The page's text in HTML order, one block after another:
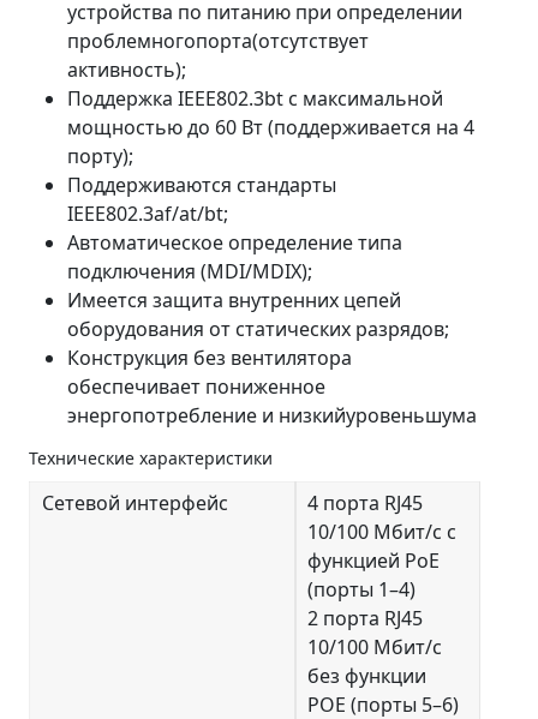
устройства по питанию при определении
проблемногопорта(отсутствует
активность);
Поддержка IEEE802.3bt с максимальной
мощностью до 60 Вт (поддерживается на 4
порту);
Поддерживаются стандарты
IEEE802.3af/at/bt;
Автоматическое определение типа
подключения (MDI/MDIX);
Имеется защита внутренних цепей
оборудования от статических разрядов;
Конструкция без вентилятора
обеспечивает пониженное
энергопотребление и низкийуровеньшума
Технические характеристики
Сетевой интерфейс
4 порта RJ45
10/100 Мбит/с с
функцией PoE
(порты 1–4)
2 порта RJ45
10/100 Мбит/с
без функции
POE (порты 5–6)